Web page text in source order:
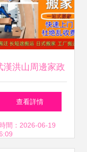
漢洪山周邊家政
務全攻略 電話、
格與58同城推薦
查看詳情
間：2026-06-19